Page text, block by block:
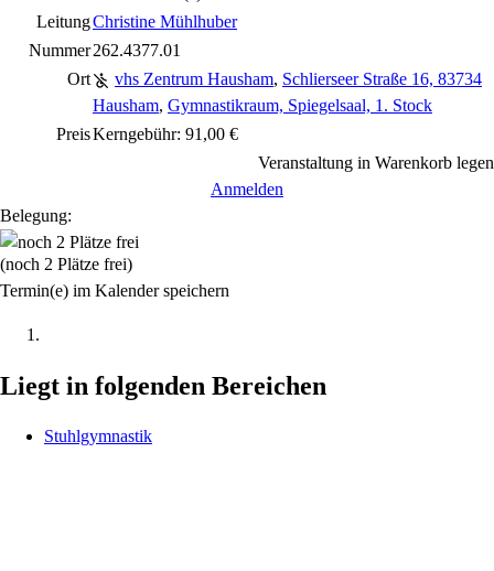
LeitungChristine Mühlhuber
Nummer262.4377.01
Ort
vhs Zentrum Hausham, Schlierseer Straße 16, 83734
Hausham, Gymnastikraum, Spiegelsaal, 1. Stock
PreisKerngebühr: 91,00 €
Veranstaltung in Warenkorb legen
Anmelden
Belegung:
(noch 2 Plätze frei)
Termin(e) im Kalender speichern
Liegt in folgenden Bereichen
Stuhlgymnastik